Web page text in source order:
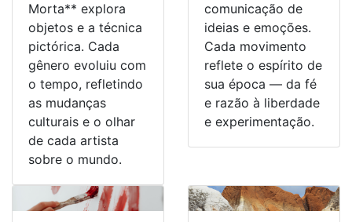
Morta** explora
objetos e a técnica
pictórica. Cada
gênero evoluiu com
o tempo, refletindo
as mudanças
culturais e o olhar
de cada artista
sobre o mundo.
comunicação de
ideias e emoções.
Cada movimento
reflete o espírito de
sua época — da fé
e razão à liberdade
e experimentação.